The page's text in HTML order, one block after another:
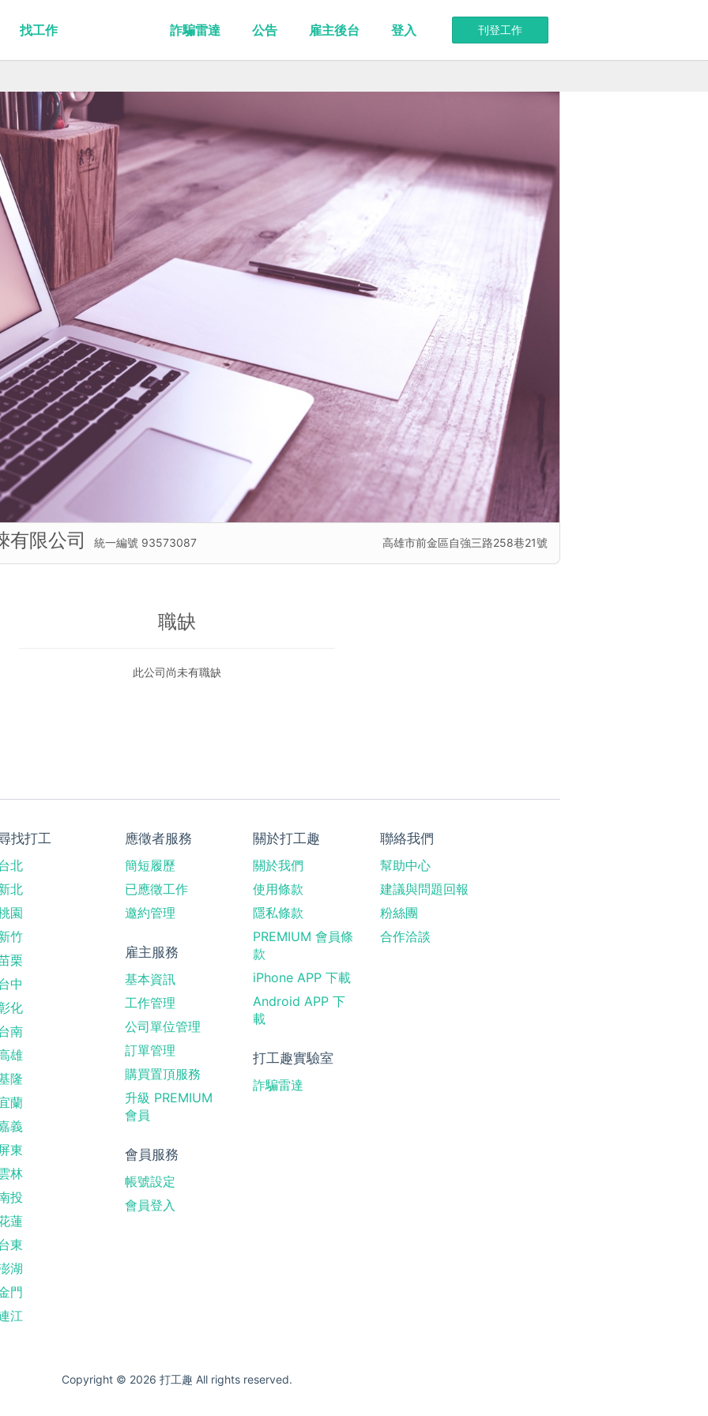
刊登工作
找工作 詐騙雷達 公告 雇主後台 登入
有限公司 統一編號 93573087 高雄市前金區自強三路258巷21號
職缺
此公司尚未有職缺
找打工
北
北
園
竹
栗
中
化
南
雄
隆
蘭
義
東
林
投
蓮
東
湖
門
江
應徵者服務
簡短履歷
已應徵工作
邀約管理
雇主服務
基本資訊
工作管理
公司單位管理
訂單管理
購買置頂服務
升級 PREMIUM
會員
會員服務
帳號設定
會員登入
關於打工趣
關於我們
使用條款
隱私條款
PREMIUM 會員條
款
iPhone APP 下載
Android APP 下
載
打工趣實驗室
詐騙雷達
聯絡我們
幫助中心
建議與問題回報
粉絲團
合作洽談
Copyright © 2026 打工趣 All rights reserved.